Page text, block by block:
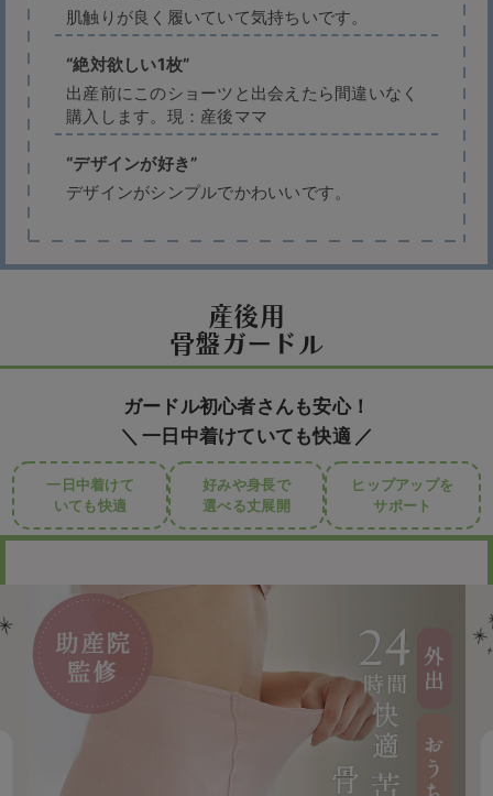
肌触りが良く履いていて気持ちいです。
絶対欲しい1枚
出産前にこのショーツと出会えたら間違いなく
購入します。現：産後ママ
デザインが好き
デザインがシンプルでかわいいです。
産後用
骨盤ガードル
ガードル初心者さんも安心！
一日中着けていても快適
一日中着けて
いても快適
好みや身長で
選べる丈展開
ヒップアップを
サポート